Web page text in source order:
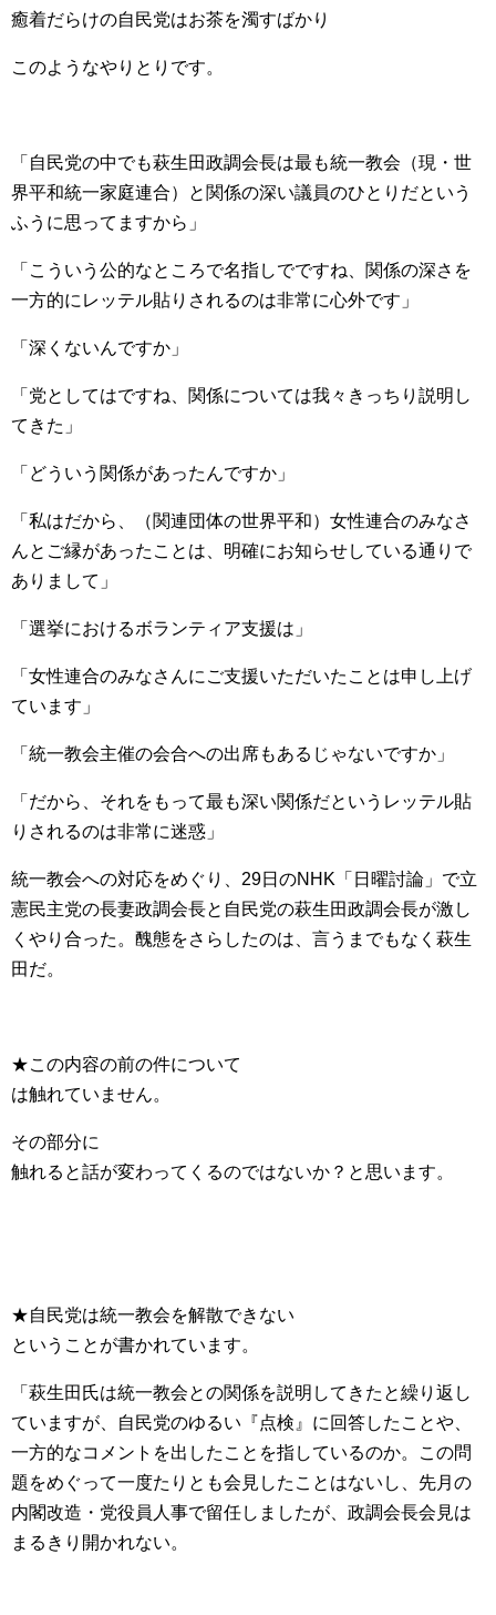
癒着だらけの自民党はお茶を濁すばかり
このようなやりとりです。
「自民党の中でも萩生田政調会長は最も統一教会（現・世
界平和統一家庭連合）と関係の深い議員のひとりだという
ふうに思ってますから」
「こういう公的なところで名指しでですね、関係の深さを
一方的にレッテル貼りされるのは非常に心外です」
「深くないんですか」
「党としてはですね、関係については我々きっちり説明し
てきた」
「どういう関係があったんですか」
「私はだから、（関連団体の世界平和）女性連合のみなさ
んとご縁があったことは、明確にお知らせしている通りで
ありまして」
「選挙におけるボランティア支援は」
「女性連合のみなさんにご支援いただいたことは申し上げ
ています」
「統一教会主催の会合への出席もあるじゃないですか」
「だから、それをもって最も深い関係だというレッテル貼
りされるのは非常に迷惑」
統一教会への対応をめぐり、29日のNHK「日曜討論」で立
憲民主党の長妻政調会長と自民党の萩生田政調会長が激し
くやり合った。醜態をさらしたのは、言うまでもなく萩生
田だ。
★この内容の前の件について
は触れていません。
その部分に
触れると話が変わってくるのではないか？と思います。
★自民党は統一教会を解散できない
ということが書かれています。
「萩生田氏は統一教会との関係を説明してきたと繰り返し
ていますが、自民党のゆるい『点検』に回答したことや、
一方的なコメントを出したことを指しているのか。この問
題をめぐって一度たりとも会見したことはないし、先月の
内閣改造・党役員人事で留任しましたが、政調会長会見は
まるきり開かれない。